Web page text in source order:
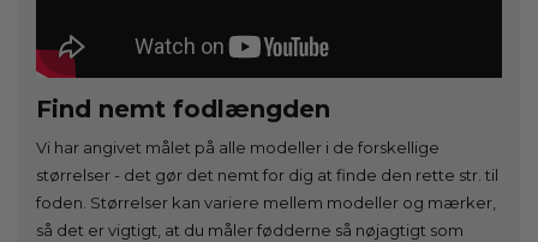
Find nemt fodlængden
Vi har angivet målet på alle modeller i de forskellige
størrelser - det gør det nemt for dig at finde den rette str. til
foden. Størrelser kan variere mellem modeller og mærker,
så det er vigtigt, at du måler fødderne så nøjagtigt som